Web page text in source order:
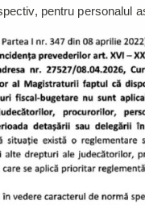
pentru personalul